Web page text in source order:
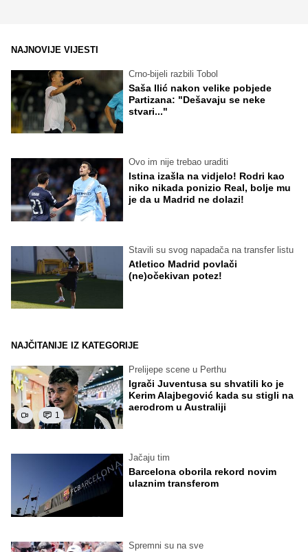
NAJNOVIJE VIJESTI
Crno-bijeli razbili Tobol
Saša Ilić nakon velike pobjede
Partizana: "Dešavaju se neke
stvari..."
Ovo im nije trebao uraditi
Istina izašla na vidjelo! Rodri kao
niko nikada ponizio Real, bolje mu
je da u Madrid ne dolazi!
Stavili su svog napadača na transfer listu
Atletico Madrid povlači
(ne)očekivan potez!
NAJČITANIJE IZ KATEGORIJE
1
Prelijepe scene u Perthu
Igrači Juventusa su shvatili ko je
Kerim Alajbegović kada su stigli na
aerodrom u Australiji
Jačaju tim
Barcelona oborila rekord novim
ulaznim transferom
Spremni su na sve